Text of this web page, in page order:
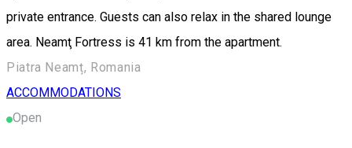
private entrance. Guests can also relax in the shared lounge
area. Neamţ Fortress is 41 km from the apartment.
Piatra Neamț, Romania
ACCOMMODATIONS
Open